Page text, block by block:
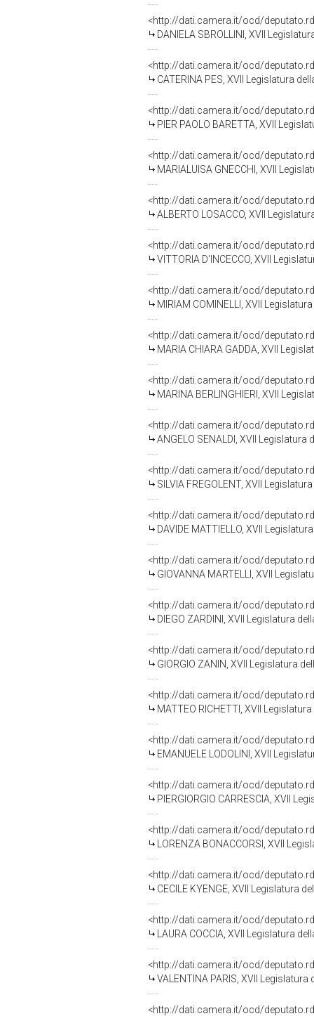
<http://dati.camera.it/ocd/
DANIELA SBROLLINI, XVII
<http://dati.camera.it/ocd/
CATERINA PES, XVII Legislatura
<http://dati.camera.it/ocd/
PIER PAOLO BARETTA, XVII
<http://dati.camera.it/ocd/
MARIALUISA GNECCHI, XVII
<http://dati.camera.it/ocd/
ALBERTO LOSACCO, XVII
<http://dati.camera.it/ocd/
VITTORIA D'INCECCO, XVII
<http://dati.camera.it/ocd/
MIRIAM COMINELLI, XVII
<http://dati.camera.it/ocd/
MARIA CHIARA GADDA, XVII
<http://dati.camera.it/ocd/
MARINA BERLINGHIERI, XVII
<http://dati.camera.it/ocd/
ANGELO SENALDI, XVII Legislatura
<http://dati.camera.it/ocd/
SILVIA FREGOLENT, XVII
<http://dati.camera.it/ocd/
DAVIDE MATTIELLO, XVII
<http://dati.camera.it/ocd/
GIOVANNA MARTELLI, XVII
<http://dati.camera.it/ocd/
DIEGO ZARDINI, XVII Legislatura
<http://dati.camera.it/ocd/
GIORGIO ZANIN, XVII Legislatura
<http://dati.camera.it/ocd/
MATTEO RICHETTI, XVII
<http://dati.camera.it/ocd/
EMANUELE LODOLINI, XVII
<http://dati.camera.it/ocd/
PIERGIORGIO CARRESCIA, XVII
<http://dati.camera.it/ocd/
LORENZA BONACCORSI, XVII
<http://dati.camera.it/ocd/
CECILE KYENGE, XVII Legislatura
<http://dati.camera.it/ocd/
LAURA COCCIA, XVII Legislatura
<http://dati.camera.it/ocd/
VALENTINA PARIS, XVII Legislatura
<http://dati.camera.it/ocd/